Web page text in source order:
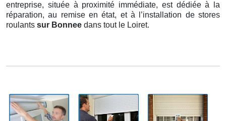
entreprise, située à proximité immédiate, est dédiée à la
réparation, au remise en état, et à l’installation de stores
roulants sur Bonnee dans tout le Loiret.